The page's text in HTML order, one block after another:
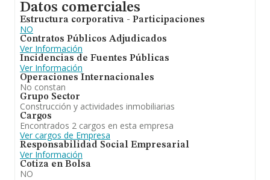
Datos comerciales
Estructura corporativa - Participaciones
NO
Contratos Públicos Adjudicados
Ver Información
Incidencias de Fuentes Públicas
Ver Información
Operaciones Internacionales
No constan
Grupo Sector
Construcción y actividades inmobiliarias
Cargos
Encontrados 2 cargos en esta empresa
Ver cargos de Empresa
Responsabilidad Social Empresarial
Ver Información
Cotiza en Bolsa
NO